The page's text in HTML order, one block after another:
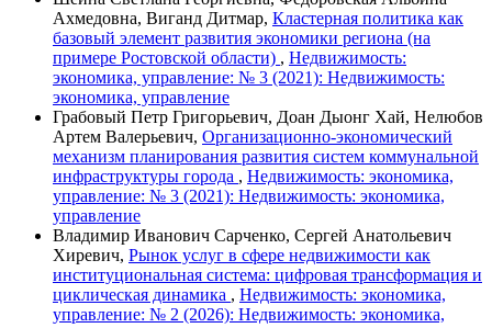
Ахмедовна, Виганд Дитмар, Кластерная политика как
базовый элемент развития экономики региона (на
примере Ростовской области) , Недвижимость:
экономика, управление: № 3 (2021): Недвижимость:
экономика, управление
Грабовый Петр Григорьевич, Доан Дыонг Хай, Нелюбов
Артем Валерьевич, Организационно-экономический
механизм планирования развития систем коммунальной
инфраструктуры города , Недвижимость: экономика,
управление: № 3 (2021): Недвижимость: экономика,
управление
Владимир Иванович Сарченко, Сергей Анатольевич
Хиревич, Рынок услуг в сфере недвижимости как
институциональная система: цифровая трансформация и
циклическая динамика , Недвижимость: экономика,
управление: № 2 (2026): Недвижимость: экономика,